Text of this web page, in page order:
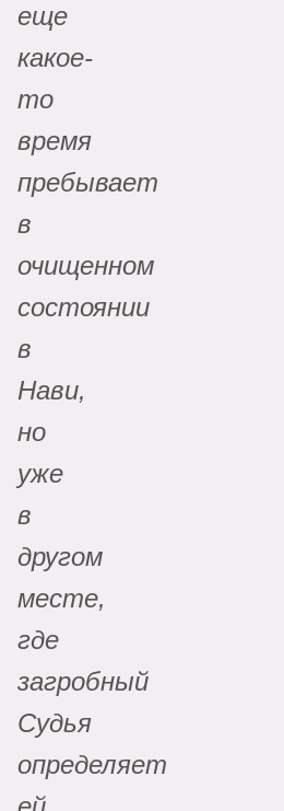
еще
какое-
то
время
пребывает
в
очищенном
состоянии
в
Нави,
но
уже
в
другом
месте,
где
загробный
Судья
определяет